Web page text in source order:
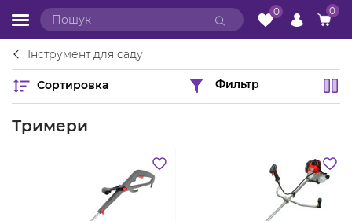
0 0
Інструмент для саду
Сортировка Фильтр
Тримери